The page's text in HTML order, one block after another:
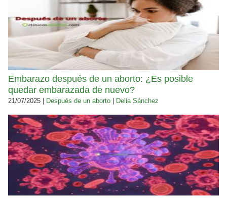
Embarazo después de un aborto: ¿Es posible
quedar embarazada de nuevo?
21/07/2025 | Después de un aborto Delia Sánchez